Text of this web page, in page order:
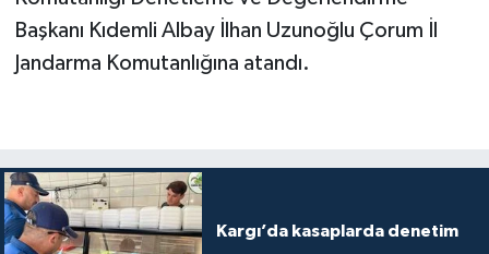
Başkanı Kıdemli Albay İlhan Uzunoğlu Çorum İl
Jandarma Komutanlığına atandı.
Kargı’da kasaplarda denetim